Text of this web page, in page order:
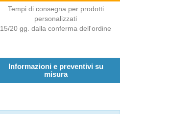
Tempi di consegna per prodotti
personalizzati
15/20 gg. dalla conferma dell'ordine
Informazioni e preventivi su
misura